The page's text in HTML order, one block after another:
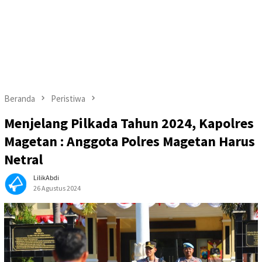
Beranda Peristiwa
Menjelang Pilkada Tahun 2024, Kapolres
Magetan : Anggota Polres Magetan Harus
Netral
LilikAbdi
26 Agustus 2024